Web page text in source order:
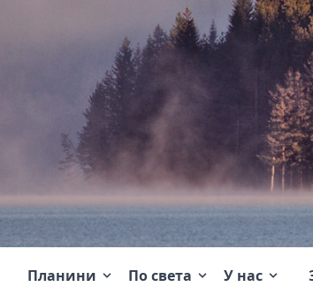
Планини По света У нас